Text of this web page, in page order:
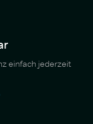
einfach jederzeit